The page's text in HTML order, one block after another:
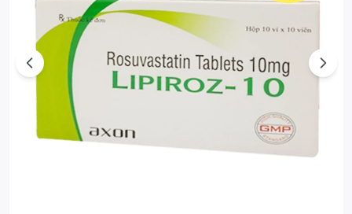
Previous Next